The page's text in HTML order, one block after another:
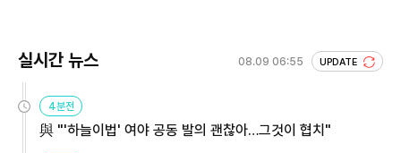
실시간 뉴스 08.09 06:55 UPDATE
4분전
與 "'하늘이법' 여야 공동 발의 괜찮아…그것이 협치"